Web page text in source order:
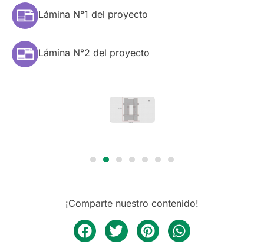
Lámina N°1 del proyecto
Lámina N°2 del proyecto
¡Comparte nuestro contenido!